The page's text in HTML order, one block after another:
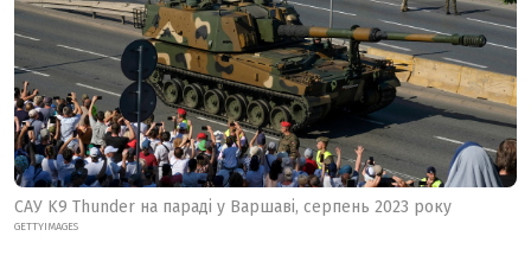
САУ K9 Thunder на параді у Варшаві, серпень 2023 року
GETTYIMAGES